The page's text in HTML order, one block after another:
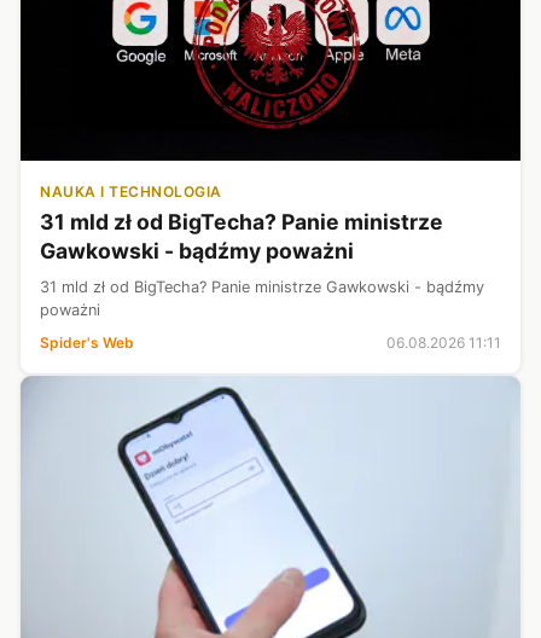
NAUKA I TECHNOLOGIA
31 mld zł od BigTecha? Panie ministrze
Gawkowski - bądźmy poważni
31 mld zł od BigTecha? Panie ministrze Gawkowski - bądźmy
poważni
Spider's Web
06.08.2026 11:11